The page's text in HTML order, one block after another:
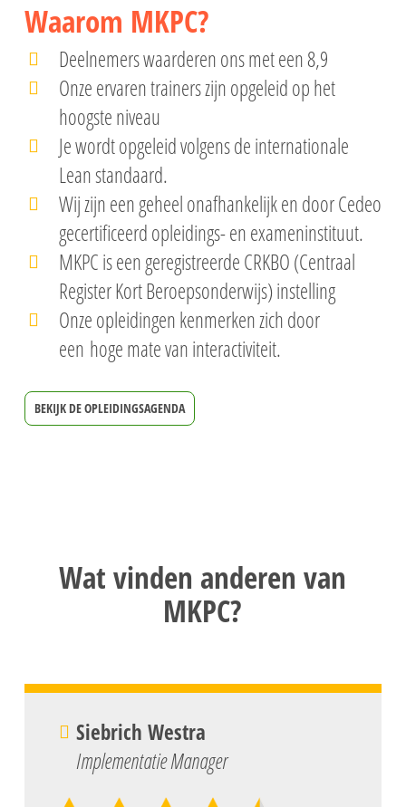
Waarom MKPC?
Deelnemers waarderen ons met een 8,9
Onze ervaren trainers zijn opgeleid op het
hoogste niveau
Je wordt opgeleid volgens de internationale
Lean standaard.
Wij zijn een geheel onafhankelijk en door Cedeo
gecertificeerd opleidings- en exameninstituut.
MKPC is een geregistreerde CRKBO (Centraal
Register Kort Beroepsonderwijs) instelling
Onze opleidingen kenmerken zich door
een hoge mate van interactiviteit.
BEKIJK DE OPLEIDINGSAGENDA
Wat vinden anderen van
MKPC?
Siebrich Westra
Implementatie Manager